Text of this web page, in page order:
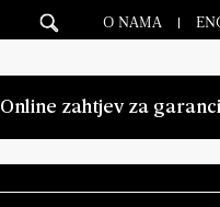
O NAMA
Online zahtjev za